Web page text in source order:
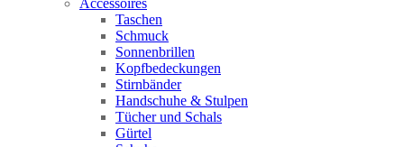
Accessoires
Taschen
Schmuck
Sonnenbrillen
Kopfbedeckungen
Stirnbänder
Handschuhe & Stulpen
Tücher und Schals
Gürtel